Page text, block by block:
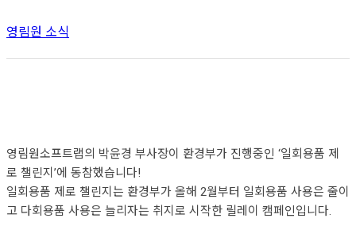
영림원 소식
영림원소프트랩의 박윤경 부사장이 환경부가 진행중인 ‘일회용품 제
로 챌린지’에 동참했습니다!
일회용품 제로 챌린지는 환경부가 올해 2월부터 일회용품 사용은 줄이
고 다회용품 사용은 늘리자는 취지로 시작한 릴레이 캠페인입니다.